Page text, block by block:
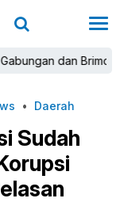
dan Brimob,
• Daerah
Sudah